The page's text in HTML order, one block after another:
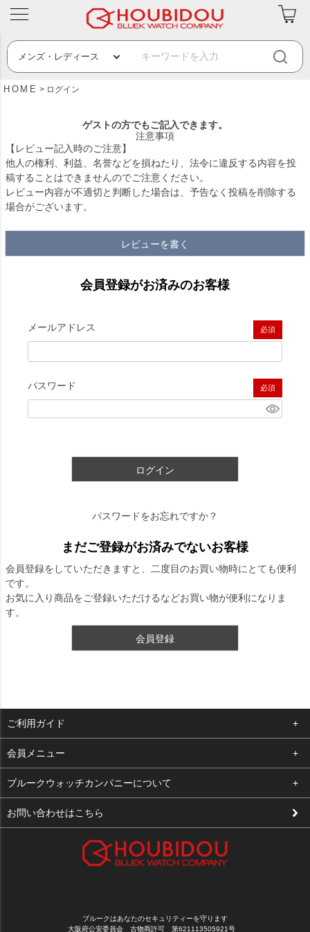
HOME ログイン
ゲストの方でもご記入できます。
注意事項
【レビュー記入時のご注意】
他人の権利、利益、名誉などを損ねたり、法令に違反する内容を投
稿することはできませんのでご注意ください。
レビュー内容が不適切と判断した場合は、予告なく投稿を削除する
場合がございます。
レビューを書く
会員登録がお済みのお客様
メールアドレス
(必須)
パスワード
(必須)
ログイン
パスワードをお忘れですか？
まだご登録がお済みでないお客様
会員登録をしていただきますと、二度目のお買い物時にとても便利
です。
お気に入り商品をご登録いただけるなどお買い物が便利になりま
す。
会員登録
ご利用ガイド
よくある質問
支払い・送料
修理依頼
会員メニュー
ログイン
お気に入り
ブルークウォッチカンパニーについて
会社概要
お問い合わせはこちら
ブルークはあなたのセキュリティーを守ります
大阪府公安委員会 古物商許可 第621113505921号